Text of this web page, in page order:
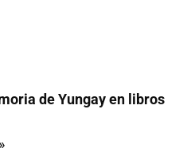
de Yungay en libros